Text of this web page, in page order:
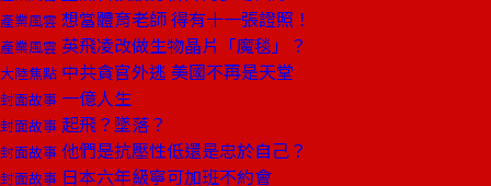
產業風雲 想當體育老師 得有十一張證照！
產業風雲 英飛凌改做生物晶片「魔毯」？
大陸焦點 中共貪官外逃 美國不再是天堂
封面故事 一億人生
封面故事 起飛？墜落？
封面故事 他們是抗壓性低還是忠於自己？
封面故事 日本六年級寧可加班不約會